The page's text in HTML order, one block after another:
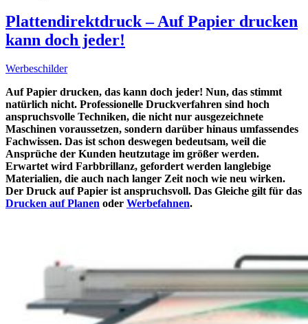
Plattendirektdruck – Auf Papier drucken
kann doch jeder!
Werbeschilder
Auf Papier drucken, das kann doch jeder! Nun, das stimmt
natürlich nicht. Professionelle Druckverfahren sind hoch
anspruchsvolle Techniken, die nicht nur ausgezeichnete
Maschinen voraussetzen, sondern darüber hinaus umfassendes
Fachwissen. Das ist schon deswegen bedeutsam, weil die
Ansprüche der Kunden heutzutage im größer werden.
Erwartet wird Farbbrillanz, gefordert werden langlebige
Materialien, die auch nach langer Zeit noch wie neu wirken.
Der Druck auf Papier ist anspruchsvoll. Das Gleiche gilt für das
Drucken auf Planen oder Werbefahnen.